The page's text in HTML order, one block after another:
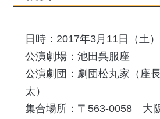
日時：2017年3月11日（土
公演劇場：池田呉服座
公演劇団：劇団松丸家（座
太）
集合場所：〒563-0058 大